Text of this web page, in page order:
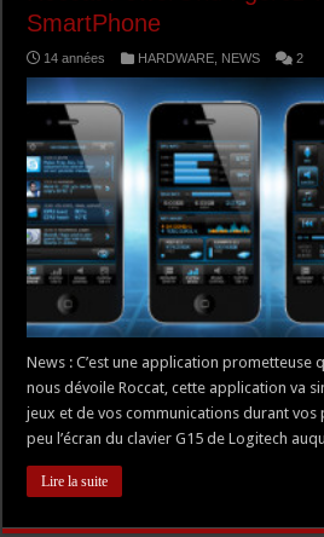
SmartPhone
14 années HARDWARE NEWS 2
News : C’est une application prometteuse
nous dévoile Roccat, cette application va
jeux et de vos communications durant vos
peu l’écran du clavier G15 de Logitech
Lire la suite